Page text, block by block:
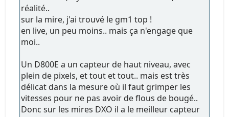
réalité..
sur la mire, j'ai trouvé le gm1 top !
en live, un peu moins.. mais ça n'engage que
moi..
Un D800E a un capteur de haut niveau, avec
plein de pixels, et tout et tout.. mais est très
délicat dans la mesure où il faut grimper les
vitesses pour ne pas avoir de flous de bougé..
Donc sur les mires DXO il a le meilleur capteur